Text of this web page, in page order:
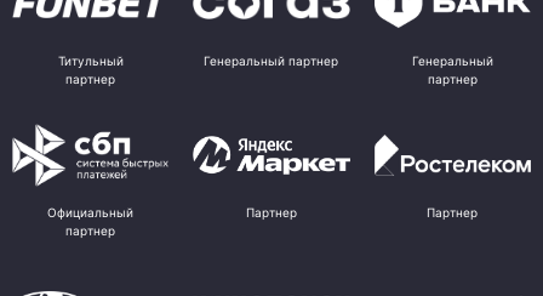
Титульный
партнер
Генеральный партнер
Генеральный
партнер
Официальный
партнер
Партнер Партнер